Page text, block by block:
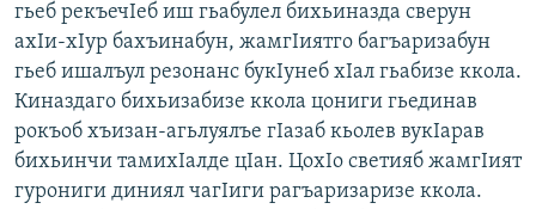
гьеб рекъечIеб иш гьабулел бихьиназда сверун
ахIи-хIур бахъинабун, жамгIиятго багъаризабун
гьеб ишалъул резонанс букIунеб хIал гьабизе ккола.
Киназдаго бихьизабизе ккола цониги гьединав
рокъоб хъизан-агьлуялъе гIазаб кьолев вукIарав
бихьинчи тамихIалде цIан. ЦохIо светияб жамгIият
гурониги диниял чагIиги рагъаризаризе ккола.